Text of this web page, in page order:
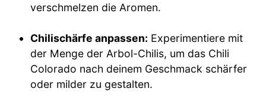
verschmelzen die Aromen.
Chilischärfe anpassen: Experimentiere mit
der Menge der Arbol-Chilis, um das Chili
Colorado nach deinem Geschmack schärfer
oder milder zu gestalten.